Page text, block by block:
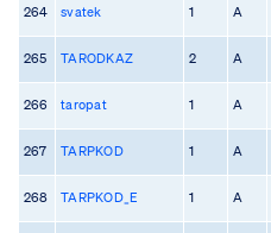
264 svatek 1 A
265 TARODKAZ 2 A
266 taropat 1 A
267 TARPKOD 1 A
268 TARPKOD_E 1 A